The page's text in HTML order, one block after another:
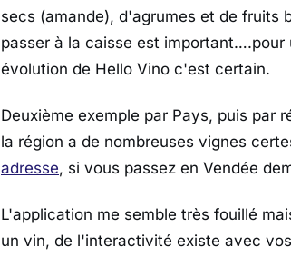
secs (amande), d'agrumes et de
passer à la caisse est important….pour
évolution de Hello Vino c'est certain.
Deuxième exemple par Pays, puis par
la région a de nombreuses vignes
adresse, si vous passez en Vendée
L'application me semble très fouillé
un vin, de l'interactivité existe avec vos